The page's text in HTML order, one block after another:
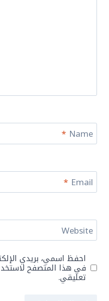
Name
*
Email
*
Website
احفظ اسمي، بريدي
في هذا المتصفح
تعليقي.